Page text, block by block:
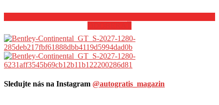
Sledujte nás na Instagram @autogratis_magazin